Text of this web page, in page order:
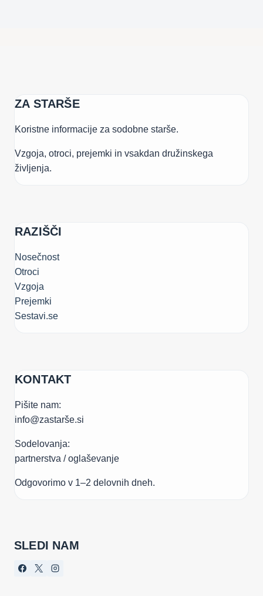
ZA STARŠE
Koristne informacije za sodobne starše.
Vzgoja, otroci, prejemki in vsakdan družinskega
življenja.
RAZIŠČI
Nosečnost
Otroci
Vzgoja
Prejemki
Sestavi.se
KONTAKT
Pišite nam:
info@zastarše.si
Sodelovanja:
partnerstva / oglaševanje
Odgovorimo v 1–2 delovnih dneh.
SLEDI NAM